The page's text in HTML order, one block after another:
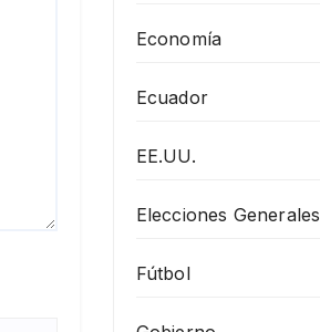
Economía
Ecuador
EE.UU.
Elecciones Generales
Fútbol